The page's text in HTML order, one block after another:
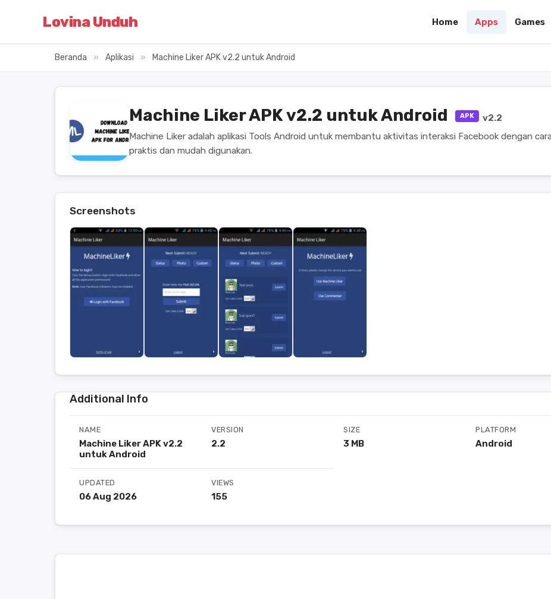
Lovina Unduh Home Apps Games
Beranda » Aplikasi » Machine Liker APK v2.2 untuk Android
Machine Liker APK v2.2 untuk Android APK
v2.2
Machine Liker adalah aplikasi Tools Android untuk membantu aktivitas interaksi Facebook dengan
praktis dan mudah digunakan.
Screenshots
Additional Info
NAME
Machine Liker APK v2.2
untuk Android
VERSION
2.2
SIZE
3 MB
PLATFORM
Android
UPDATED
06 Aug 2026
VIEWS
155